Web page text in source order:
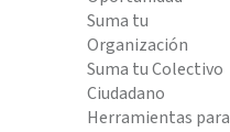
Suma tu
Organización
Suma tu Colectivo
Ciudadano
Herramientas para